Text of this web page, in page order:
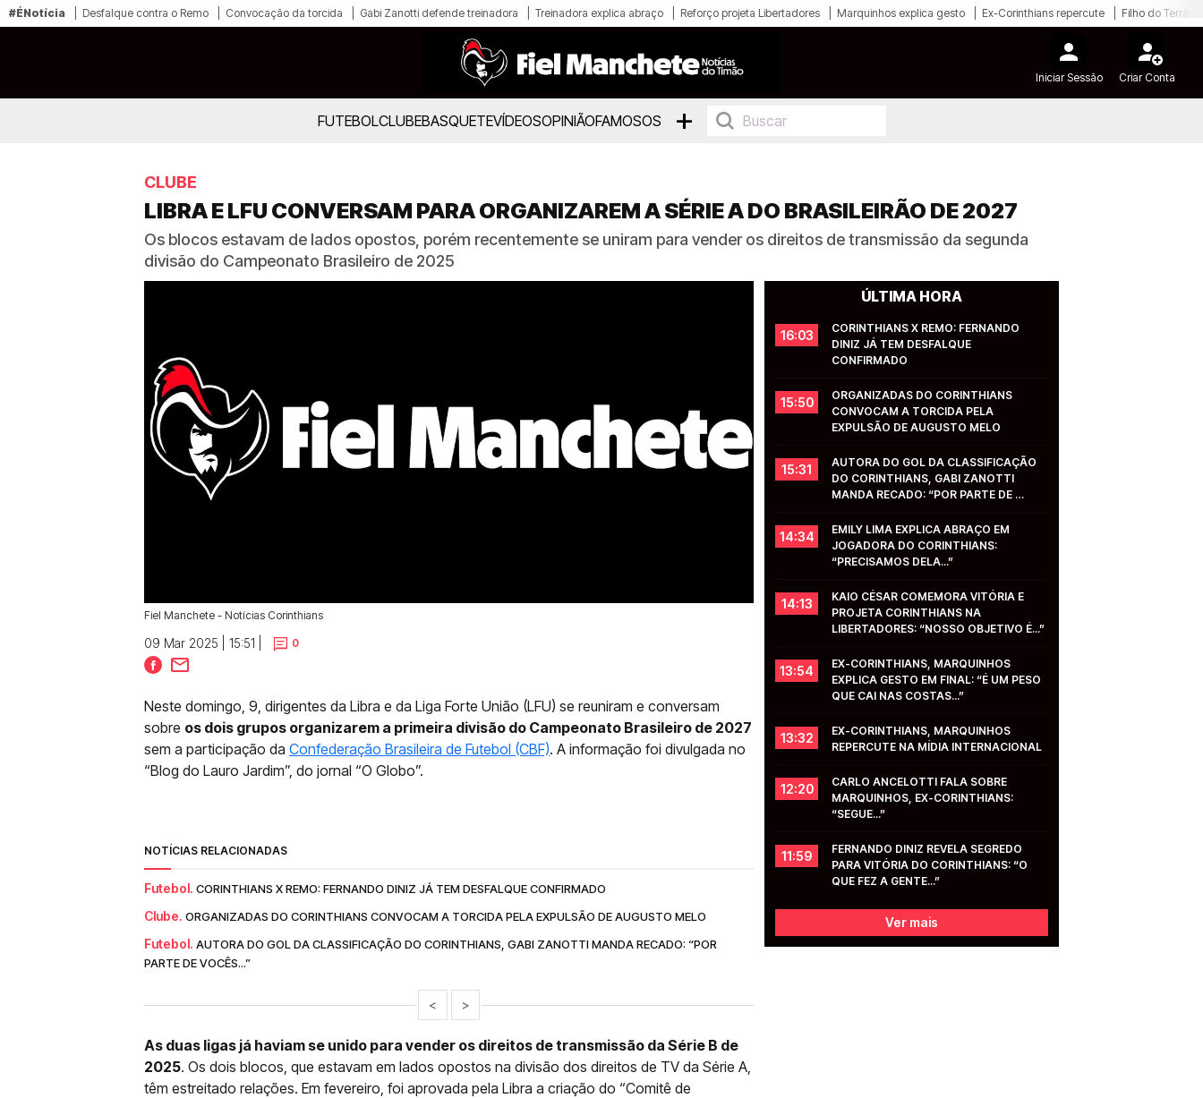
#ÉNotícia Desfalque contra o Remo Convocação da torcida Gabi Zanotti defende treinadora Treinadora explica abraço Reforço projeta Libertadores Marquinhos explica gesto Ex-Corinthians repercute Filho do Terrão
Iniciar Sessão Criar Conta
FUTEBOLCLUBEBASQUETEVÍDEOSOPINIÃOFAMOSOS +
CLUBE
LIBRA E LFU CONVERSAM PARA ORGANIZAREM A SÉRIE A DO BRASILEIRÃO DE 2027
Os blocos estavam de lados opostos, porém recentemente se uniram para vender os direitos de transmissão da segunda
divisão do Campeonato Brasileiro de 2025
Fiel Manchete - Notícias Corinthians
09 Mar 2025 | 15:51 | 0
Neste domingo, 9, dirigentes da Libra e da Liga Forte União (LFU) se reuniram e conversam
sobre os dois grupos organizarem a primeira divisão do Campeonato Brasileiro de 2027
sem a participação da Confederação Brasileira de Futebol (CBF). A informação foi divulgada no
“Blog do Lauro Jardim”, do jornal “O Globo”.
NOTÍCIAS RELACIONADAS
Futebol. CORINTHIANS X REMO: FERNANDO DINIZ JÁ TEM DESFALQUE CONFIRMADO
Clube. ORGANIZADAS DO CORINTHIANS CONVOCAM A TORCIDA PELA EXPULSÃO DE AUGUSTO MELO
Futebol. AUTORA DO GOL DA CLASSIFICAÇÃO DO CORINTHIANS, GABI ZANOTTI MANDA RECADO: “POR
PARTE DE VOCÊS...”
< >
As duas ligas já haviam se unido para vender os direitos de transmissão da Série B de
2025. Os dois blocos, que estavam em lados opostos na divisão dos direitos de TV da Série A,
têm estreitado relações. Em fevereiro, foi aprovada pela Libra a criação do “Comitê de
ÚLTIMA HORA
16:03
CORINTHIANS X REMO: FERNANDO
DINIZ JÁ TEM DESFALQUE
CONFIRMADO
15:50
ORGANIZADAS DO CORINTHIANS
CONVOCAM A TORCIDA PELA
EXPULSÃO DE AUGUSTO MELO
15:31
AUTORA DO GOL DA CLASSIFICAÇÃO
DO CORINTHIANS, GABI ZANOTTI
MANDA RECADO: “POR PARTE DE
14:34
EMILY LIMA EXPLICA ABRAÇO EM
JOGADORA DO CORINTHIANS:
“PRECISAMOS DELA...”
14:13
KAIO CÉSAR COMEMORA VITÓRIA E
PROJETA CORINTHIANS NA
LIBERTADORES: “NOSSO OBJETIVO É...”
13:54
EX-CORINTHIANS, MARQUINHOS
EXPLICA GESTO EM FINAL: “É UM PESO
QUE CAI NAS COSTAS...”
13:32
EX-CORINTHIANS, MARQUINHOS
REPERCUTE NA MÍDIA INTERNACIONAL
12:20
CARLO ANCELOTTI FALA SOBRE
MARQUINHOS, EX-CORINTHIANS:
“SEGUE...”
11:59
FERNANDO DINIZ REVELA SEGREDO
PARA VITÓRIA DO CORINTHIANS: “O
QUE FEZ A GENTE...”
Ver mais